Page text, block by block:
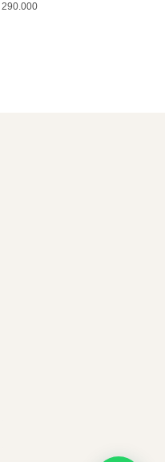
290.000